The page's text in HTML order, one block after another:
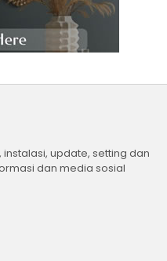
instalasi, update, setting dan
dan media sosial